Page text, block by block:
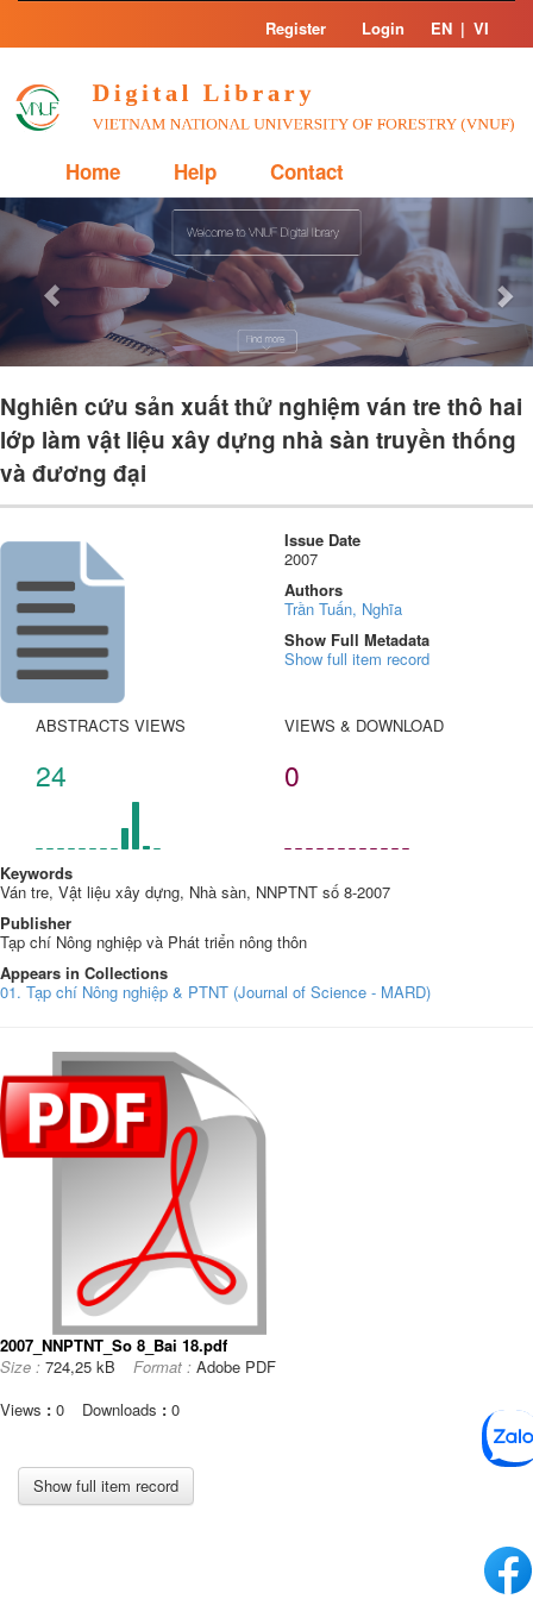
Skip
Register Login EN | VI
Home Help Contact
Previous
Nghiên cứu sản xuất thử nghiệm ván tre thô hai
lớp làm vật liệu xây dựng nhà sàn truyền thống
và đương đại
Issue Date
2007
Authors
Trần Tuấn, Nghĩa
Show Full Metadata
Show full item record
ABSTRACTS VIEWS
24
VIEWS & DOWNLOAD
0
Keywords
Ván tre, Vật liệu xây dựng, Nhà sàn, NNPTNT số 8-2007
Publisher
Tạp chí Nông nghiệp và Phát triển nông thôn
Appears in Collections
01. Tạp chí Nông nghiệp & PTNT (Journal of Science - MARD)
2007_NNPTNT_So 8_Bai 18.pdf
Size : 724,25 kB Format : Adobe PDF
Views : 0 Downloads : 0
Show full item record